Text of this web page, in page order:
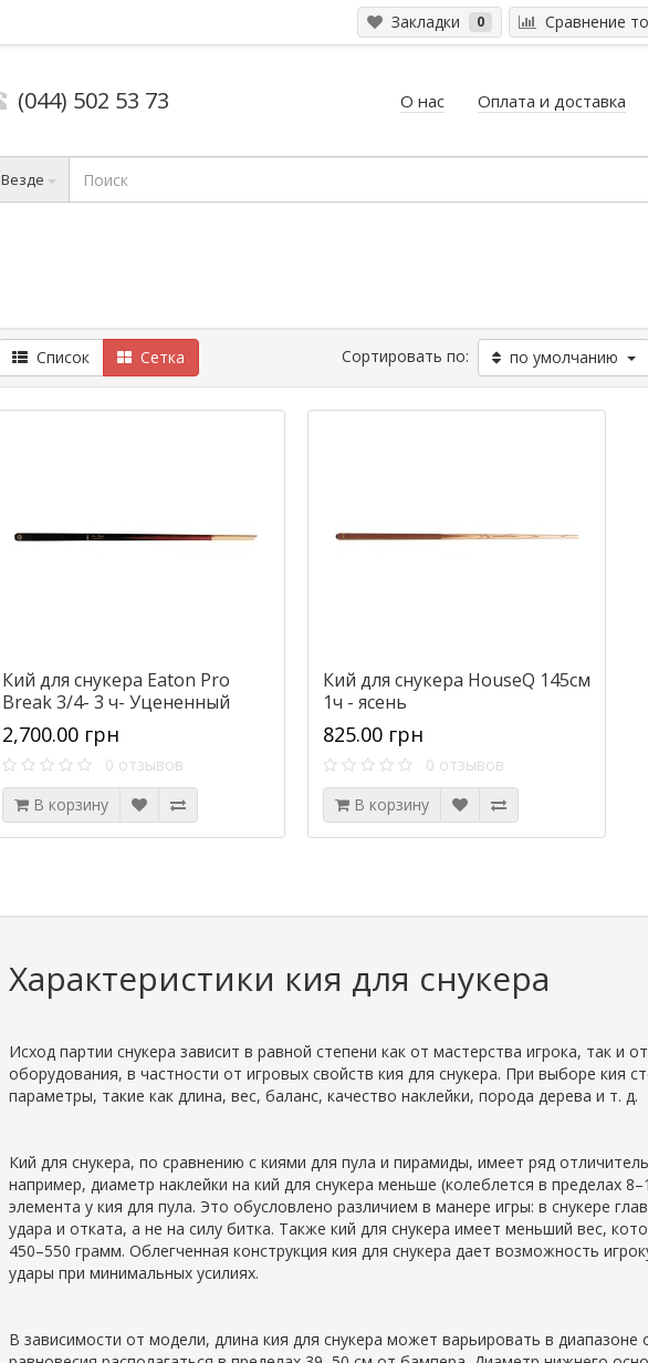
Закладки 0 Сравнение
(044) 502 53 73 О нас Оплата и доставка
Везде
Список Сетка Сортировать по: по умолчанию
Кий для снукера Eaton Pro
Break 3/4- 3 ч- Уцененный
2,700.00 грн
0 отзывов
В корзину
Кий для снукера HouseQ 145см
1ч - ясень
825.00 грн
0 отзывов
В корзину
Характеристики кия для снукера
Исход партии снукера зависит в равной степени как от мастерства игрока, так и
оборудования, в частности от игровых свойств кия для снукера. При выборе кия
параметры, такие как длина, вес, баланс, качество наклейки, порода дерева и т. д.
Кий для снукера, по сравнению с киями для пула и пирамиды, имеет ряд
например, диаметр наклейки на кий для снукера меньше (колеблется в пределах
элемента у кия для пула. Это обусловлено различием в манере игры: в снукере
удара и отката, а не на силу битка. Также кий для снукера имеет меньший вес,
450–550 грамм. Облегченная конструкция кия для снукера дает возможность
удары при минимальных усилиях.
В зависимости от модели, длина кия для снукера может варьировать в диапазоне